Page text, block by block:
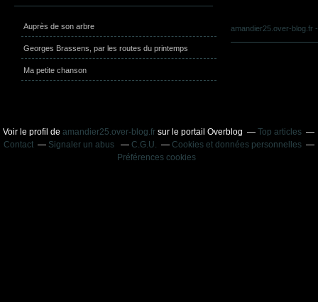
Auprès de son arbre
Georges Brassens, par les routes du printemps
Ma petite chanson
amandier25.over-blog.fr -
Voir le profil deamandier25.over-blog.fr sur le portail Overblog
Top articles
Contact
Signaler un abus C.G.U.
Cookies et données personnelles
Préférences cookies